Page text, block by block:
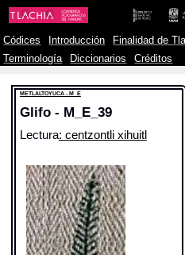
Códices Introducción Finalidad de
Terminología
Diccionarios Créditos
METLALTOYUCA - M_E
Glifo - M_E_39
Lectura: centzontli xihuitl